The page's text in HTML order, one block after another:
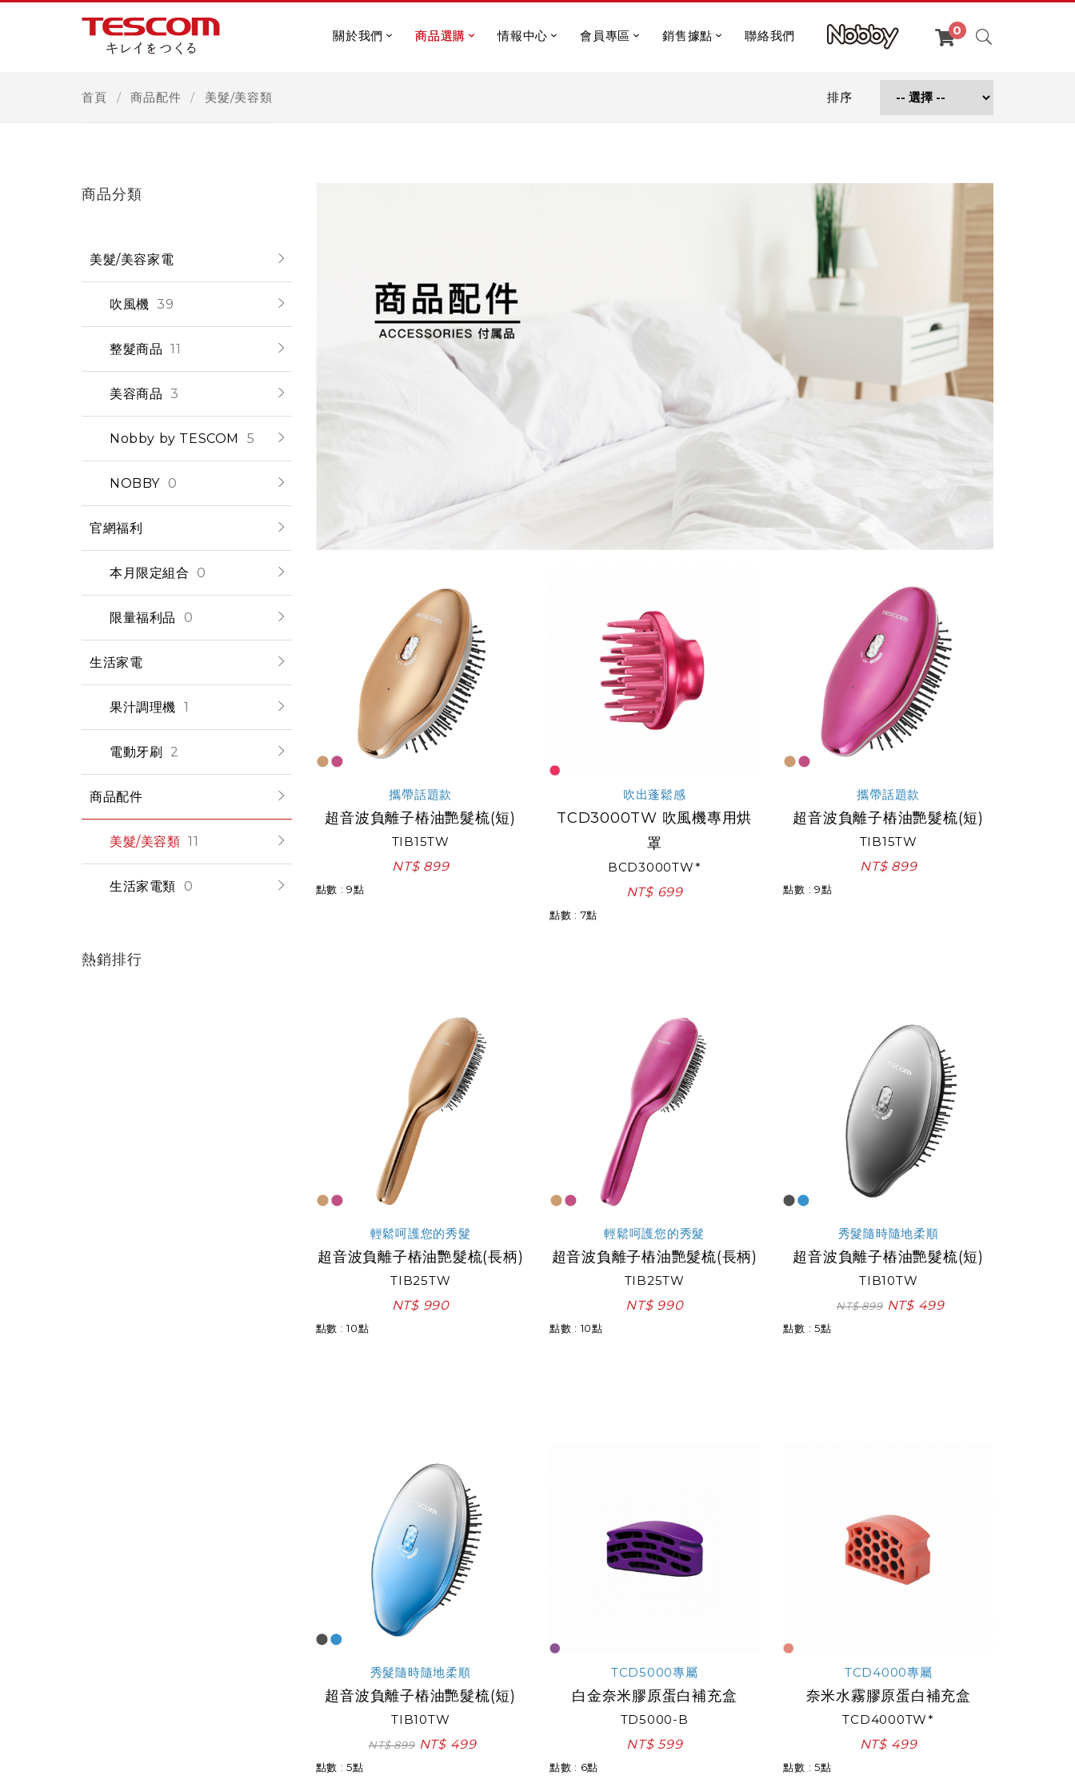
關於我們 商品選購 情報中心 會員專區 銷售據點 聯絡我們
首頁 商品配件 美髮/美容類 排序
商品分類
美髮/美容家電
吹風機 39
整髮商品 11
美容商品 3
Nobby by TESCOM 5
NOBBY 0
官網福利
本月限定組合 0
限量福利品 0
生活家電
果汁調理機 1
電動牙刷 2
商品配件
美髮/美容類 11
生活家電類 0
熱銷排行
攜帶話題款
超音波負離子樁油艷髮梳(短)
TIB15TW
NT$ 899
點數 : 9點
吹出蓬鬆感
TCD3000TW 吹風機專用烘
罩
BCD3000TW*
NT$ 699
點數 : 7點
攜帶話題款
超音波負離子樁油艷髮梳(短)
TIB15TW
NT$ 899
點數 : 9點
輕鬆呵護您的秀髮
超音波負離子樁油艷髮梳(長柄)
TIB25TW
NT$ 990
點數 : 10點
輕鬆呵護您的秀髮
超音波負離子樁油艷髮梳(長柄)
TIB25TW
NT$ 990
點數 : 10點
秀髮隨時隨地柔順
超音波負離子樁油艷髮梳(短)
TIB10TW
NT$ 899 NT$ 499
點數 : 5點
秀髮隨時隨地柔順
超音波負離子樁油艷髮梳(短)
TIB10TW
NT$ 899 NT$ 499
點數 : 5點
TCD5000專屬
白金奈米膠原蛋白補充盒
TD5000-B
NT$ 599
點數 : 6點
TCD4000專屬
奈米水霧膠原蛋白補充盒
TCD4000TW*
NT$ 499
點數 : 5點